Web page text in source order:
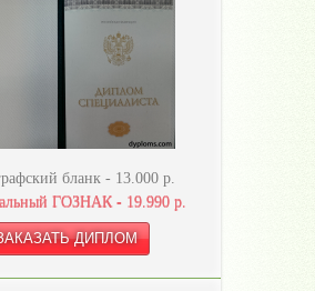
бланк - 13.000р.
ГОЗНАК - 19.990 р.